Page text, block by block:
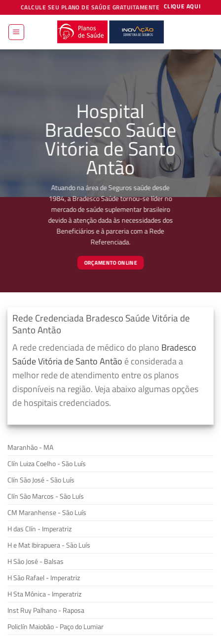
to
content
CALCULE SEU PLANO DE SAÚDE GRATUITAMENTE CLIQUE AQUI
Hospital
Bradesco Saúde
Vitória de Santo
Antão
Atuando na área de Seguros saúde desde
1984, a Bradesco Saúde tornou-se líder no
mercado de saúde suplementar brasileiro
devido à atenção dada às necessidades dos
Beneficiários e à parceria com a Rede
Referenciada.
ORÇAMENTO ONLINE
Rede Credenciada Bradesco Saúde Vitória de
Santo Antão
A rede credenciada de médico do plano Bradesco
Saúde Vitória de Santo Antão é considerada a
melhor rede de atendimento entre os planos
disponíveis na região. Veja abaixo algumas opções
de hospitais credenciados.
Maranhão - MA
Clín Luiza Coelho - São Luís
Clín São José - São Luís
Clín São Marcos - São Luís
CM Maranhense - São Luís
H das Clín - Imperatriz
H e Mat Ibirapuera - São Luís
H São José - Balsas
H São Rafael - Imperatriz
H Sta Mônica - Imperatriz
Inst Ruy Palhano - Raposa
Policlín Maiobão - Paço do Lumiar